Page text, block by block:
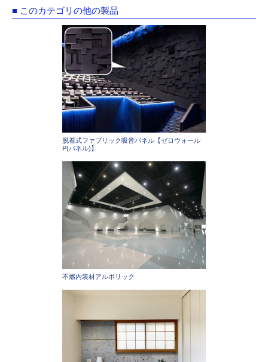
■ このカテゴリの他の製品
脱着式ファブリック吸音パネル【ゼロウォール
P(パネル)】
不燃内装材アルポリック